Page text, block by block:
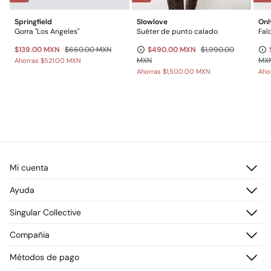
Springfield
Gorra "Los Angeles"
$139.00 MXN $660.00 MXN
Ahorras $521.00 MXN
Slowlove
Suéter de punto calado
$490.00 MXN $1,990.00
MXN
Ahorras $1,500.00 MXN
Mi cuenta
Registrarme
Direcciones de envío
Ayuda
Preguntas frecuentes
Envío
Promociones vigentes
Singular Collective
¡Únete!
Compañia
Métodos de pago